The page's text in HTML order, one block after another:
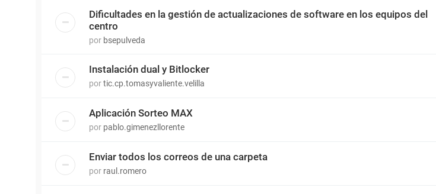
Dificultades en la gestión de actualizaciones de software en los equipos del
centro
por bsepulveda
Instalación dual y Bitlocker
portic.cp.tomasyvaliente.velilla
Aplicación Sorteo MAX
por pablo.gimenezllorente
Enviar todos los correos de una carpeta
por raul.romero